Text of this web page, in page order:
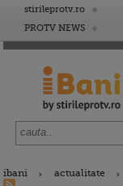
stirileprotv.ro
PROTV NEWS
ibani actualitate